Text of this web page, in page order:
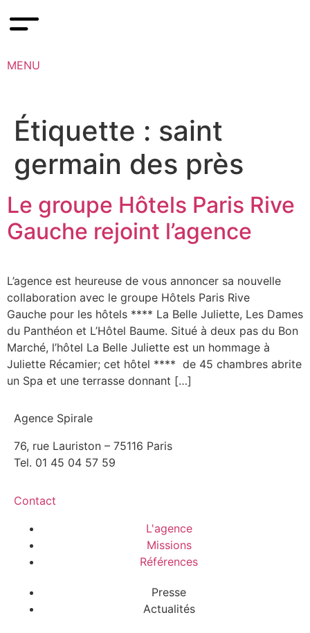
MENU
Étiquette : saint
germain des près
Le groupe Hôtels Paris Rive
Gauche rejoint l’agence
L’agence est heureuse de vous annoncer sa nouvelle
collaboration avec le groupe Hôtels Paris Rive
Gauche pour les hôtels **** La Belle Juliette, Les Dames
du Panthéon et L’Hôtel Baume. Situé à deux pas du Bon
Marché, l’hôtel La Belle Juliette est un hommage à
Juliette Récamier; cet hôtel **** de 45 chambres abrite
un Spa et une terrasse donnant […]
Agence Spirale
76, rue Lauriston – 75116 Paris
Tel. 01 45 04 57 59
Contact
L'agence
Missions
Références
Presse
Actualités